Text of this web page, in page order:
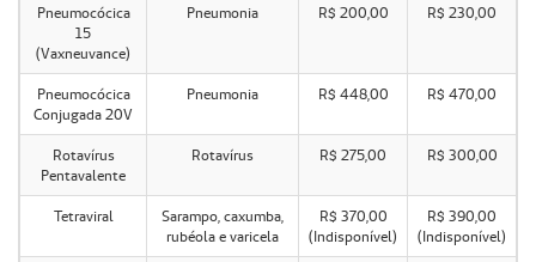
Pneumocócica
15
(Vaxneuvance)
Pneumonia R$ 200,00 R$ 230,00
Pneumocócica
Conjugada 20V
Pneumonia R$ 448,00 R$ 470,00
Rotavírus
Pentavalente
Rotavírus R$ 275,00 R$ 300,00
Tetraviral
Sarampo, caxumba,
rubéola e varicela
R$ 370,00
(Indisponível)
R$ 390,00
(Indisponível)